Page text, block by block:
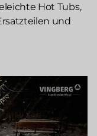
Hot Tubs,
und